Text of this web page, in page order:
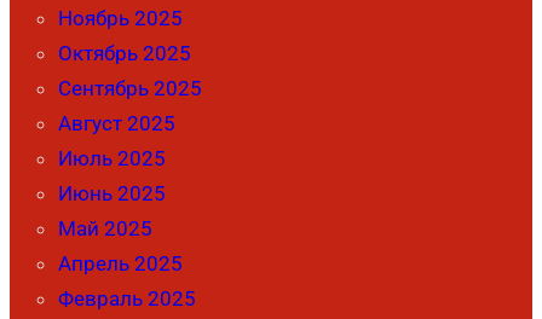
Ноябрь 2025
Октябрь 2025
Сентябрь 2025
Август 2025
Июль 2025
Июнь 2025
Май 2025
Апрель 2025
Февраль 2025